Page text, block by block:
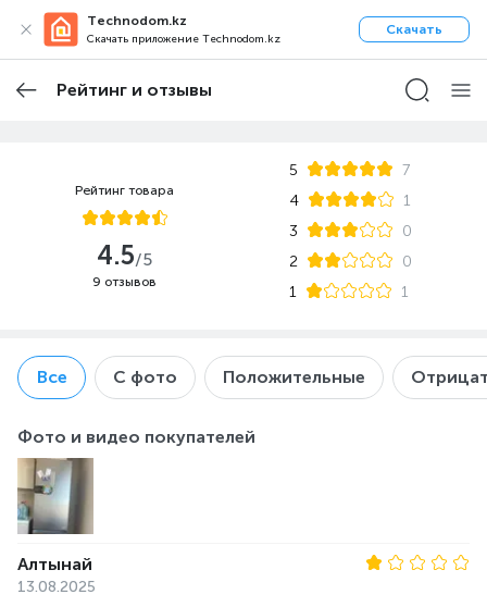
Technodom.kz
Скачать приложение Technodom.kz
Скачать
Рейтинг и отзывы
Все С фото Положительные
Фото и видео покупателей
Алтынай
13.08.2025
Рейтинг товара
4.5/5
9 отзывов
5
7
4
1
3
0
2
0
1
1